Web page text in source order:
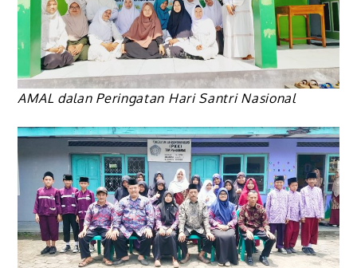
AMAL dalan Peringatan Hari Santri Nasional